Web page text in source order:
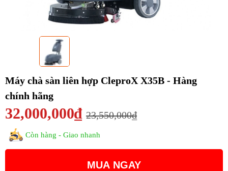
Máy chà sàn liên hợp CleproX X35B - Hàng
chính hãng
32,000,000₫ 23,550,000₫
Còn hàng - Giao nhanh
MUA NGAY